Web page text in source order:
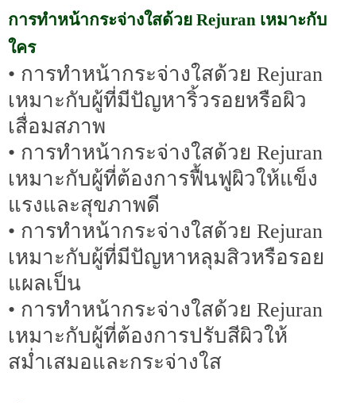
การทำหน้ากระจ่างใสด้วย Rejuran เหมาะกับ
ใคร
• การทำหน้ากระจ่างใสด้วย Rejuran
เหมาะกับผู้ที่มีปัญหาริ้วรอยหรือผิว
เสื่อมสภาพ
• การทำหน้ากระจ่างใสด้วย Rejuran
เหมาะกับผู้ที่ต้องการฟื้นฟูผิวให้แข็ง
แรงและสุขภาพดี
• การทำหน้ากระจ่างใสด้วย Rejuran
เหมาะกับผู้ที่มีปัญหาหลุมสิวหรือรอย
แผลเป็น
• การทำหน้ากระจ่างใสด้วย Rejuran
เหมาะกับผู้ที่ต้องการปรับสีผิวให้
สม่ำเสมอและกระจ่างใส